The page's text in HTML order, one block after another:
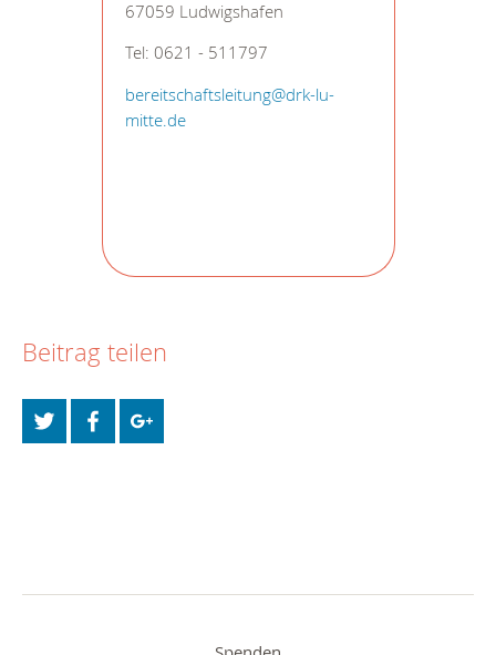
67059 Ludwigshafen
Tel: 0621 - 511797
bereitschaftsleitung@drk-lu-
mitte.de
Beitrag teilen